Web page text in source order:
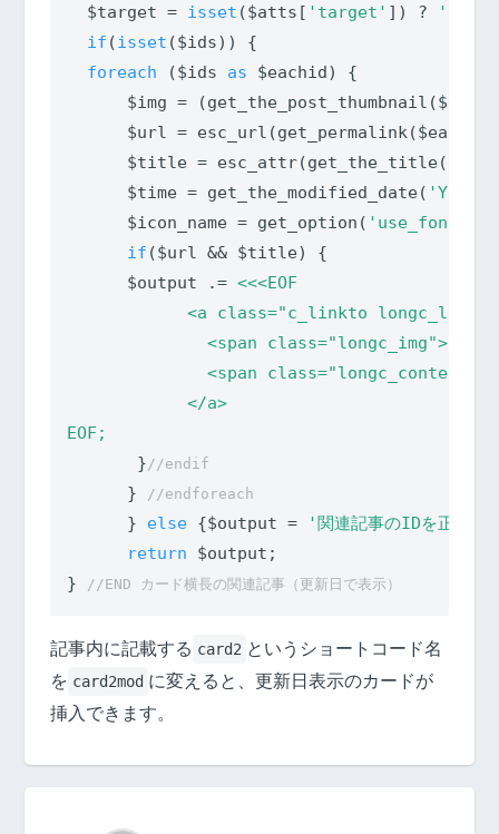
  $target =
isset ($atts[ 'target' ]) ?
'
if (isset ($ids)) {
foreach ($ids as $eachid) {
$img =
$url =
$title =
      $time = get_the_modified_date(
'Y.m.d'
      $icon_name = get_option(
if ($url && $title) {
      $output .=
<<<EOF
<a class="c_linkto
              <span class="longc_img">
<span class="longc_content
            </a>
EOF;
       }
//endif
      }
//endforeach
else {$output =
'関連記事のIDを正しく
return $output;
}
//END カード横長の関連記事（更新日で表示）
記事内に記載する card2 というショートコード名
を card2mod に変えると、更新日表示のカードが
挿入できます。